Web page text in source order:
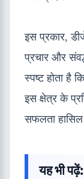
इस प्रकार,
प्रचार और
स्पष्ट होता है
इस क्षेत्र के
सफलता
यह भी पढ़ें: